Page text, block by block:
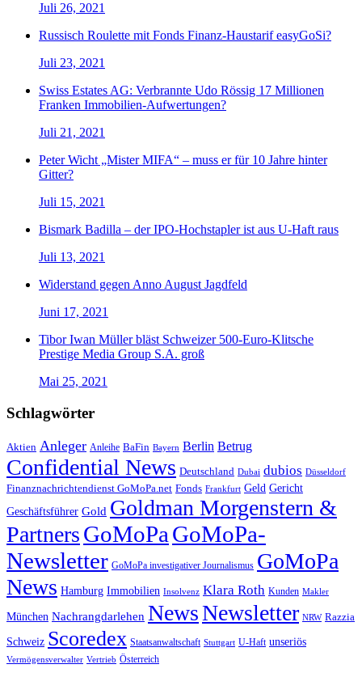
Juli 26, 2021
Russisch Roulette mit Fonds Finanz-Haustarif easyGoSi?
Juli 23, 2021
Swiss Estates AG: Verbrannte Udo Rössig 17 Millionen
Franken Immobilien-Aufwertungen?
Juli 21, 2021
Peter Wicht „Mister MIFA“ – muss er für 10 Jahre hinter
Gitter?
Juli 15, 2021
Bismark Badilla – der IPO-Hochstapler ist aus U-Haft raus
Juli 13, 2021
Widerstand gegen Anno August Jagdfeld
Juni 17, 2021
Tibor Iwan Müller bläst Schweizer 500-Euro-Klitsche
Prestige Media Group S.A. groß
Mai 25, 2021
Schlagwörter
Aktien Anleger Anleihe BaFin Bayern Berlin Betrug
Confidential News Deutschland Dubai dubios Düsseldorf
Finanznachrichtendienst GoMoPa.net Fonds Frankfurt Geld Gericht
Geschäftsführer Gold Goldman Morgenstern &
PartnersGoMoPa GoMoPa-
Newsletter GoMoPa investigativer Journalismus GoMoPa
News Hamburg Immobilien Insolvenz Klara Roth Kunden Makler
München Nachrangdarlehen NewsNewsletter NRW Razzia
Schweiz Scoredex Staatsanwaltschaft Stuttgart U-Haft unseriös
Vermögensverwalter Vertrieb Österreich